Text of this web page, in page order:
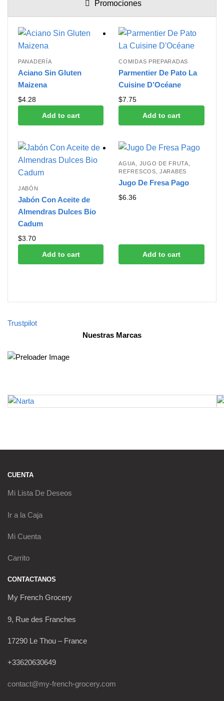
Promociones
PANADERÍA
Aciano Sin Gluten
Maizena
$4.28
Add to cart
COMIDAS PREPARADAS
Parmentier De Pato La
Cuisine D’Océane
$7.75
Add to cart
JABÓN
Jabón Con Aceite de
Almendras Dulces Bio
Cadum
$3.70
Add to cart
AGUA, JUGO DE FRUTA,
REFRESCOS, JARABES
Jugo De Fresa Pago
$6.36
Add to cart
Trustpilot
Nuestras Marcas
CUENTA
Mi Lista De Deseos
Ir a la Caja
Mi Cuenta
Carrito
CONTACTANOS
My French Grocery
9, Rue des Franches
17290 Le Thou – France
+33620630649
contact@my-french-grocery.com